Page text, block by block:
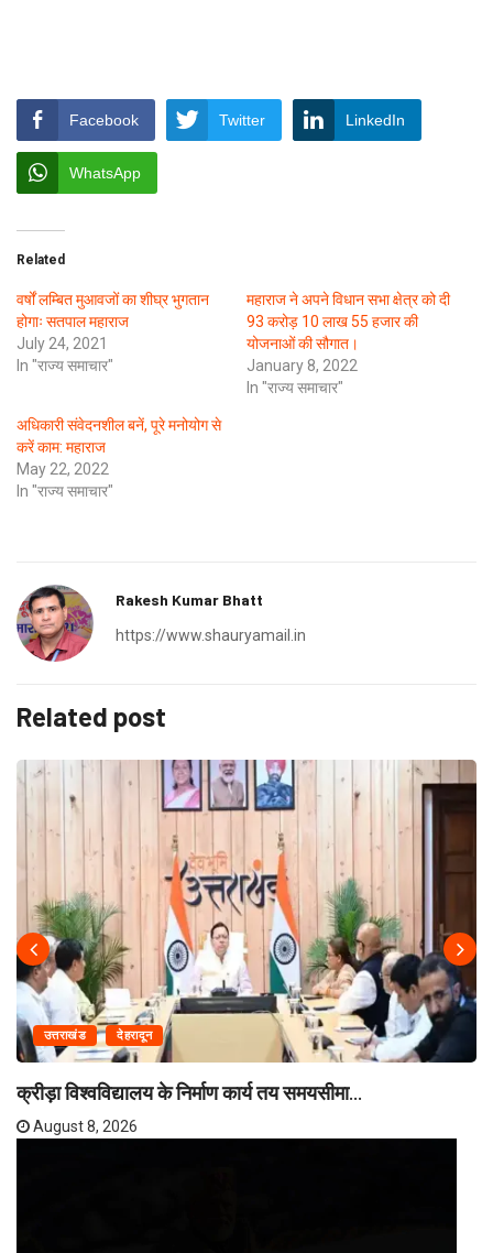
Facebook Twitter LinkedIn
WhatsApp
Related
वर्षों लम्बित मुआवजों का शीघ्र भुगतान
होगाः सतपाल महाराज
July 24, 2021
In "राज्य समाचार"
महाराज ने अपने विधान सभा क्षेत्र को दी
93 करोड़ 10 लाख 55 हजार की
योजनाओं की सौगात।
January 8, 2022
In "राज्य समाचार"
अधिकारी संवेदनशील बनें, पूरे मनोयोग से
करें काम: महाराज
May 22, 2022
In "राज्य समाचार"
Rakesh Kumar Bhatt
https://www.shauryamail.in
Related post
उत्तराखंड देहरादून
क्रीड़ा विश्वविद्यालय के निर्माण कार्य तय समयसीमा...
August 8, 2026